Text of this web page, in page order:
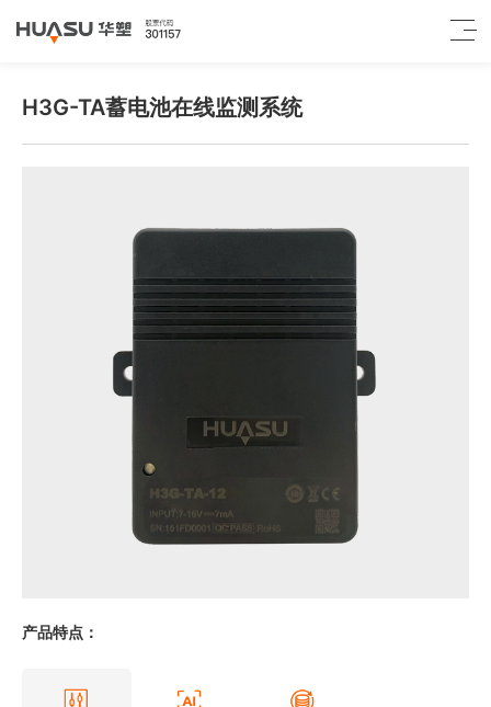
H3G-TA蓄电池在线监测系统
产品特点：